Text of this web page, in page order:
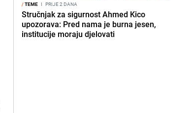
/TEME I PRIJE 2 DANA
Stručnjak za sigurnost Ahmed Kico
upozorava: Pred nama je burna jesen,
institucije moraju djelovati